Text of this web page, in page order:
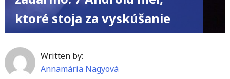
ktoré stoja za vyskúšanie
Written by:
Annamária Nagyová